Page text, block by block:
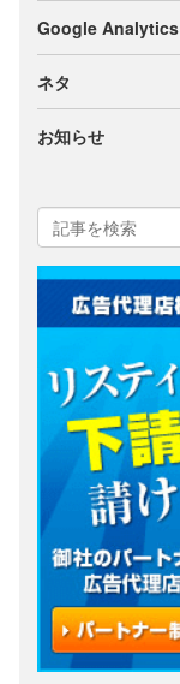
Google Analytics
ネタ
お知らせ